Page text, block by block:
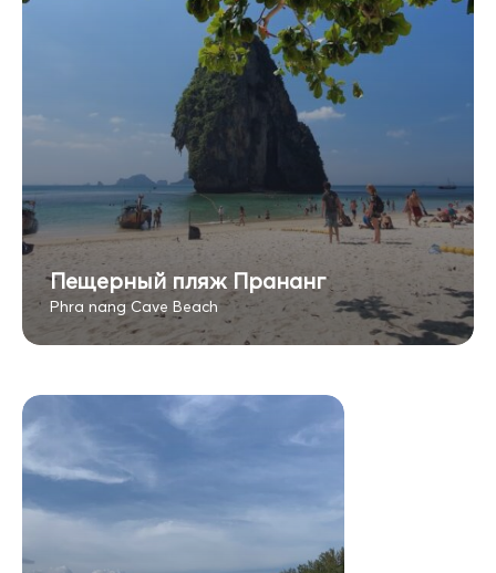
Пещерный пляж Прананг
Phra nang Cave Beach